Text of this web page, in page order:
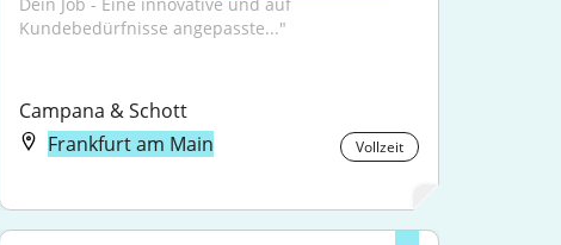
Kundebedürfnisse angepasste..."
Campana & Schott
Frankfurt am Main
Vollzeit